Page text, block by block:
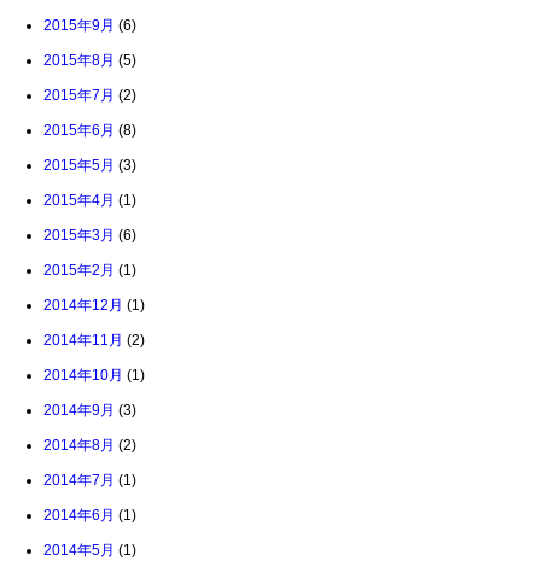
2015年9月 (6)
2015年8月 (5)
2015年7月 (2)
2015年6月 (8)
2015年5月 (3)
2015年4月 (1)
2015年3月 (6)
2015年2月 (1)
2014年12月 (1)
2014年11月 (2)
2014年10月 (1)
2014年9月 (3)
2014年8月 (2)
2014年7月 (1)
2014年6月 (1)
2014年5月 (1)